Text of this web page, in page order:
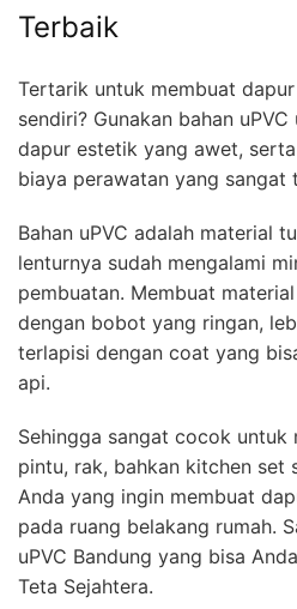
Terbaik
Tertarik untuk membuat
sendiri? Gunakan bahan
dapur estetik yang awet,
biaya perawatan yang sangat
Bahan uPVC adalah material
lenturnya sudah mengalami
pembuatan. Membuat
dengan bobot yang ringan,
terlapisi dengan coat yang
api.
Sehingga sangat cocok untuk
pintu, rak, bahkan kitchen set
Anda yang ingin membuat
pada ruang belakang rumah.
uPVC Bandung yang bisa
Teta Sejahtera.